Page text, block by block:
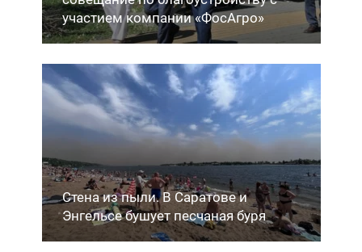
участием компании «ФосАгро»
Стена из пыли. В Саратове и
Энгельсе бушует песчаная буря